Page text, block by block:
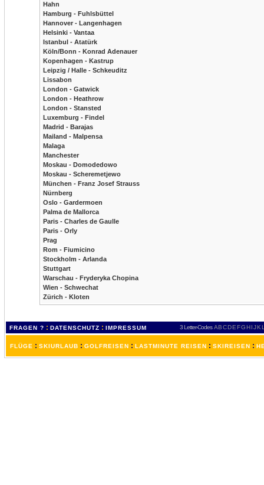
Hahn
Hamburg - Fuhlsbüttel
Hannover - Langenhagen
Helsinki - Vantaa
Istanbul - Atatürk
Köln/Bonn - Konrad Adenauer
Kopenhagen - Kastrup
Leipzig / Halle - Schkeuditz
Lissabon
London - Gatwick
London - Heathrow
London - Stansted
Luxemburg - Findel
Madrid - Barajas
Mailand - Malpensa
Malaga
Manchester
Moskau - Domodedowo
Moskau - Scheremetjewo
München - Franz Josef Strauss
Nürnberg
Oslo - Gardermoen
Palma de Mallorca
Paris - Charles de Gaulle
Paris - Orly
Prag
Rom - Fiumicino
Stockholm - Arlanda
Stuttgart
Warschau - Fryderyka Chopina
Wien - Schwechat
Zürich - Kloten
FRAGEN ? : DATENSCHUTZ : IMPRESSUM 3 Letter-Codes ABCDEFGH IJKL
FLÜGE : SKIURLAUB : GOLFREISEN : LASTMINUTE REISEN : SKIREISEN :